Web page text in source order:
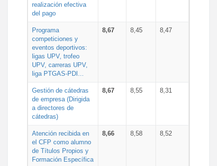
realización efectiva
del pago
Programa
competiciones y
eventos deportivos:
ligas UPV, trofeo
UPV, carreras UPV,
liga PTGAS-PDI...
8,67 8,45 8,47
Gestión de cátedras
de empresa (Dirigida
a directores de
cátedras)
8,67 8,55 8,31
Atención recibida en
el CFP como alumno
de Títulos Propios y
Formación Específica
8,66 8,58 8,52